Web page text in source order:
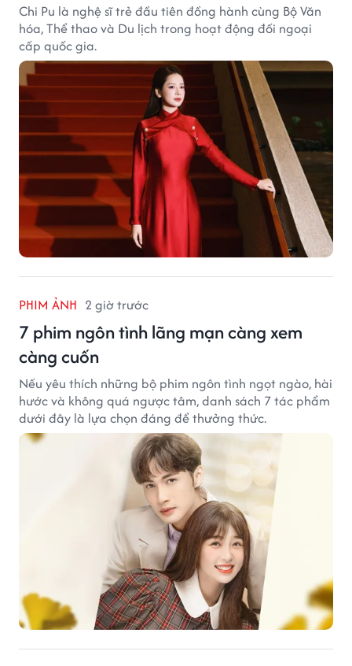
Chi Pu là nghệ sĩ trẻ đầu tiên đồng hành cùng Bộ Văn
hóa, Thể thao và Du lịch trong hoạt động đối ngoại
cấp quốc gia.
PHIM ẢNH 2 giờ trước
7 phim ngôn tình lãng mạn càng xem
càng cuốn
Nếu yêu thích những bộ phim ngôn tình ngọt ngào, hài
hước và không quá ngược tâm, danh sách 7 tác phẩm
dưới đây là lựa chọn đáng để thưởng thức.